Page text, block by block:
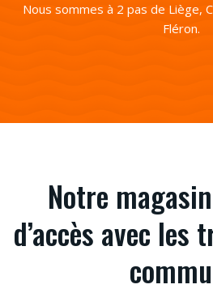
Nous sommes à 2 pas de Liège,
Fléron.
Notre
d’accès avec les